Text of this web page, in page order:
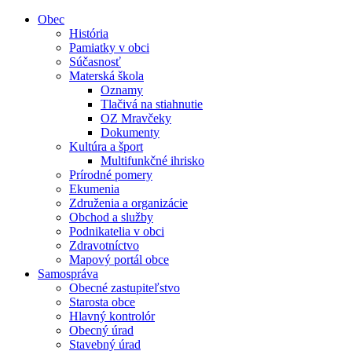
Obec
História
Pamiatky v obci
Súčasnosť
Materská škola
Oznamy
Tlačivá na stiahnutie
OZ Mravčeky
Dokumenty
Kultúra a šport
Multifunkčné ihrisko
Prírodné pomery
Ekumenia
Združenia a organizácie
Obchod a služby
Podnikatelia v obci
Zdravotníctvo
Mapový portál obce
Samospráva
Obecné zastupiteľstvo
Starosta obce
Hlavný kontrolór
Obecný úrad
Stavebný úrad